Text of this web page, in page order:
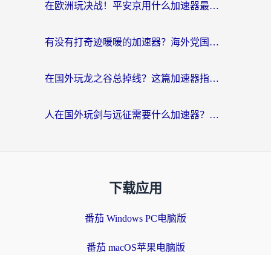
在欧洲玩决战！平安京用什么加速器最好用？2026实测有效的国服游戏加速指南
有没有打奇迹暖暖的加速器？海外党国服游戏畅玩不卡顿的秘密
在国外玩龙之谷总掉线？这篇加速器指南帮你告别延迟卡顿！
人在国外玩剑与远征需要什么加速器？老玩家亲测的避坑指南来了
下载应用
番茄 Windows PC电脑版
番茄 macOS苹果电脑版